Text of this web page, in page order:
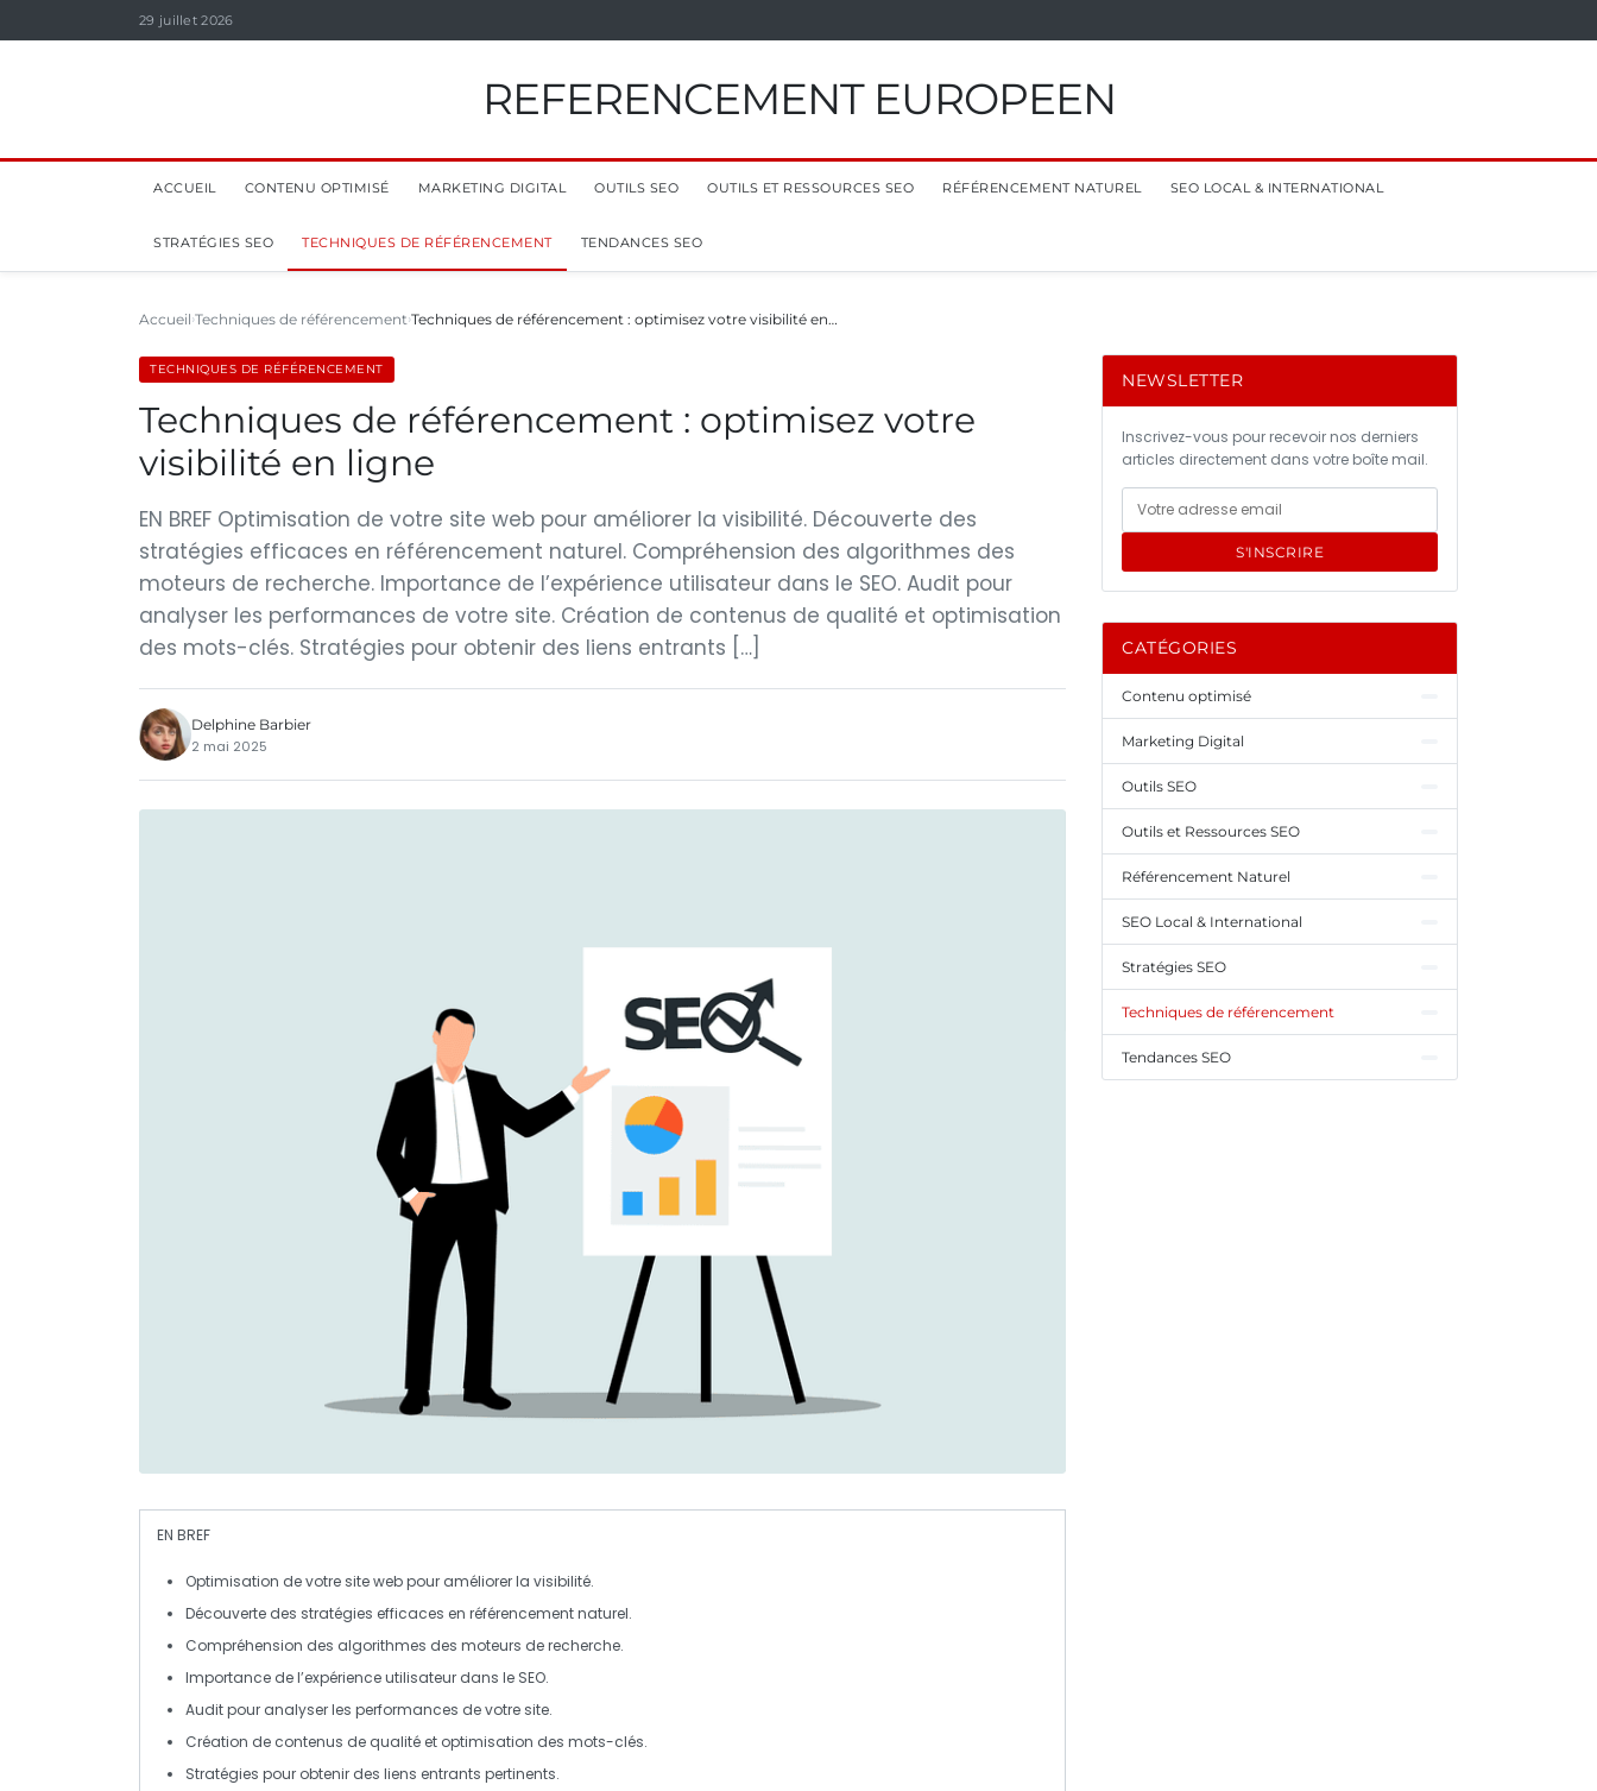
29 juillet 2026
REFERENCEMENT EUROPEEN
ACCUEIL CONTENU OPTIMISÉ MARKETING DIGITAL OUTILS SEO OUTILS ET RESSOURCES SEO RÉFÉRENCEMENT NATUREL SEO LOCAL & INTERNATIONAL
STRATÉGIES SEO TECHNIQUES DE RÉFÉRENCEMENT TENDANCES SEO
Accueil Techniques de référencement Techniques de référencement : optimisez votre visibilité en…
TECHNIQUES DE RÉFÉRENCEMENT
Techniques de référencement : optimisez votre
visibilité en ligne
EN BREF Optimisation de votre site web pour améliorer la visibilité. Découverte des
stratégies efficaces en référencement naturel. Compréhension des algorithmes des
moteurs de recherche. Importance de l’expérience utilisateur dans le SEO. Audit pour
analyser les performances de votre site. Création de contenus de qualité et optimisation
des mots-clés. Stratégies pour obtenir des liens entrants […]
Delphine Barbier
2 mai 2025
EN BREF
Optimisation de votre site web pour améliorer la visibilité.
Découverte des stratégies efficaces en référencement naturel.
Compréhension des algorithmes des moteurs de recherche.
Importance de l’expérience utilisateur dans le SEO.
Auditpour analyser les performances de votre site.
Création de contenus de qualité et optimisation des mots-clés.
Stratégies pour obtenir des liens entrants pertinents.
NEWSLETTER
Inscrivez-vous pour recevoir nos derniers
articles directement dans votre boîte mail.
S'INSCRIRE
CATÉGORIES
Contenu optimisé
Marketing Digital
Outils SEO
Outils et Ressources SEO
Référencement Naturel
SEO Local & International
Stratégies SEO
Techniques de référencement
Tendances SEO